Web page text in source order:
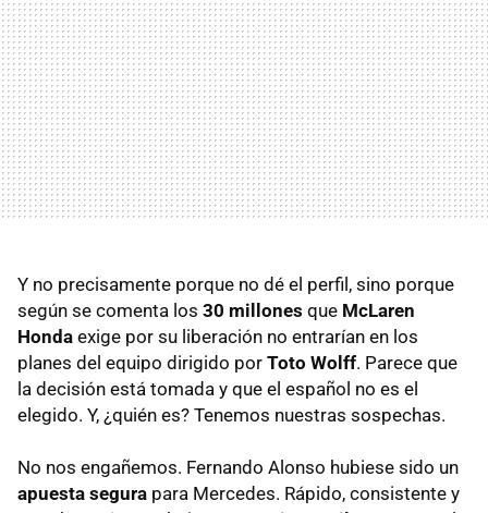
Y no precisamente porque no dé el perfil, sino porque
según se comenta los 30 millones que McLaren
Honda exige por su liberación no entrarían en los
planes del equipo dirigido por Toto Wolff. Parece que
la decisión está tomada y que el español no es el
elegido. Y, ¿quién es? Tenemos nuestras sospechas.
No nos engañemos. Fernando Alonso hubiese sido un
apuesta segura para Mercedes. Rápido, consistente y